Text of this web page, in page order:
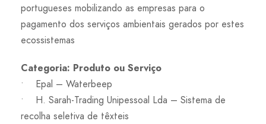
portugueses mobilizando as empresas para o
pagamento dos serviços ambientais gerados por estes
ecossistemas
Categoria: Produto ou Serviço
• Epal – Waterbeep
• H. Sarah-Trading Unipessoal Lda – Sistema de
recolha seletiva de têxteis